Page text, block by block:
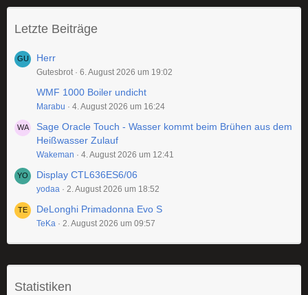
Letzte Beiträge
Herr
Gutesbrot 6. August 2026 um 19:02
WMF 1000 Boiler undicht
Marabu 4. August 2026 um 16:24
Sage Oracle Touch - Wasser kommt beim Brühen aus dem
Heißwasser Zulauf
Wakeman 4. August 2026 um 12:41
Display CTL636ES6/06
yodaa 2. August 2026 um 18:52
DeLonghi Primadonna Evo S
TeKa 2. August 2026 um 09:57
Statistiken